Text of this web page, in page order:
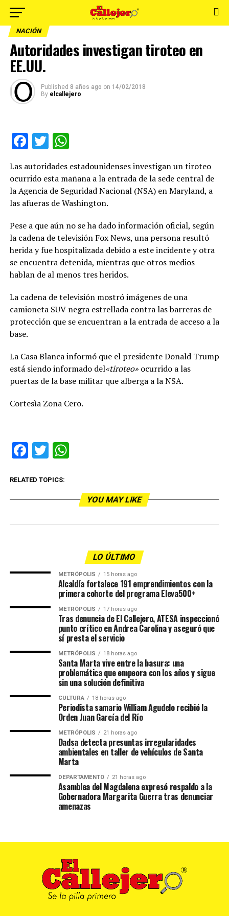
NACIÓN
Autoridades investigan tiroteo en
EE.UU.
Published 8 años ago on 14/02/2018
By elcallejero
Facebook
TwitterWhatsApp
Las autoridades estadounidenses investigan un tiroteo
ocurrido esta mañana a la entrada de la sede central de
la Agencia de Seguridad Nacional (NSA) en Maryland, a
las afueras de Washington.
Pese a que aún no se ha dado información oficial, según
la cadena de televisión Fox News, una persona resultó
herida y fue hospitalizada debido a este incidente y otra
se encuentra detenida, mientras que otros medios
hablan de al menos tres heridos.
La cadena de televisión mostró imágenes de una
camioneta SUV negra estrellada contra las barreras de
protección que se encuentran a la entrada de acceso a la
base.
La Casa Blanca informó que el presidente Donald Trump
está siendo informado del«tiroteo»ocurrido a las
puertas de la base militar que alberga a la NSA.
Cortesìa Zona Cero.
Facebook
TwitterWhatsApp
RELATED TOPICS:
YOU MAY LIKE
LO ÚLTIMO
METRÓPOLIS 15 horas ago
Alcaldía fortalece 191 emprendimientos con la
primera cohorte del programa Eleva500+
METRÓPOLIS 17 horas ago
Tras denuncia de El Callejero, ATESA inspeccionó
punto crítico en Andrea Carolina y aseguró que
sí presta el servicio
METRÓPOLIS 18 horas ago
Santa Marta vive entre la basura: una
problemática que empeora con los años y sigue
sin una solución definitiva
CULTURA 18 horas ago
Periodista samario William Agudelo recibió la
Orden Juan García del Río
METRÓPOLIS 21 horas ago
Dadsa detecta presuntas irregularidades
ambientales en taller de vehículos de Santa
Marta
DEPARTAMENTO 21 horas ago
Asamblea del Magdalena expresó respaldo a la
Gobernadora Margarita Guerra tras denunciar
amenazas